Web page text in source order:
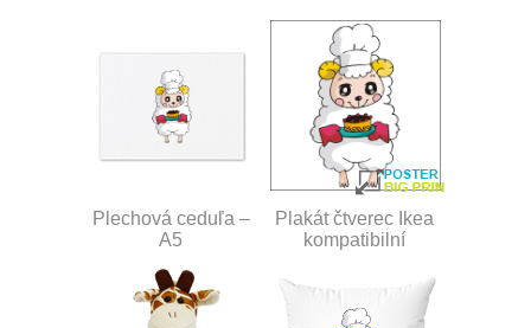
Plechová ceduľa –
A5
Plakát čtverec Ikea
kompatibilní